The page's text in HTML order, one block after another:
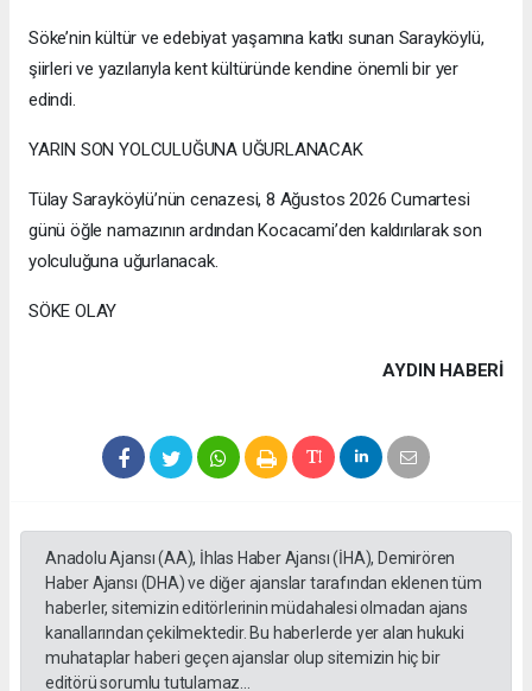
Söke’nin kültür ve edebiyat yaşamına katkı sunan Sarayköylü,
şiirleri ve yazılarıyla kent kültüründe kendine önemli bir yer
edindi.
YARIN SON YOLCULUĞUNA UĞURLANACAK
Tülay Sarayköylü’nün cenazesi, 8 Ağustos 2026 Cumartesi
günü öğle namazının ardından Kocacami’den kaldırılarak son
yolculuğuna uğurlanacak.
SÖKE OLAY
AYDIN HABERİ
Anadolu Ajansı (AA), İhlas Haber Ajansı (İHA), Demirören
Haber Ajansı (DHA) ve diğer ajanslar tarafından eklenen tüm
haberler, sitemizin editörlerinin müdahalesi olmadan ajans
kanallarından çekilmektedir. Bu haberlerde yer alan hukuki
muhataplar haberi geçen ajanslar olup sitemizin hiç bir
editörü sorumlu tutulamaz...